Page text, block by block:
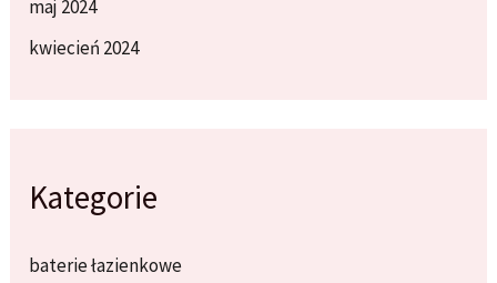
maj 2024
kwiecień 2024
Kategorie
baterie łazienkowe